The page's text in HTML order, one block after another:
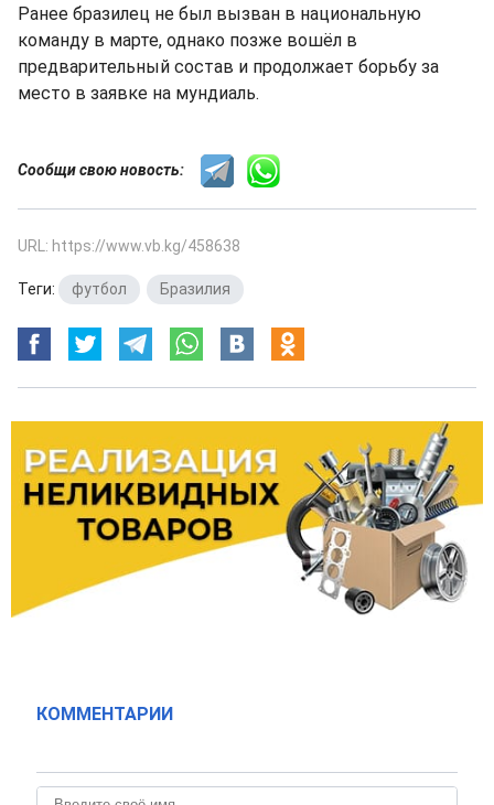
Ранее бразилец не был вызван в национальную
команду в марте, однако позже вошёл в
предварительный состав и продолжает борьбу за
место в заявке на мундиаль.
Сообщи свою новость:
URL: https://www.vb.kg/458638
Теги: футбол Бразилия
КОММЕНТАРИИ